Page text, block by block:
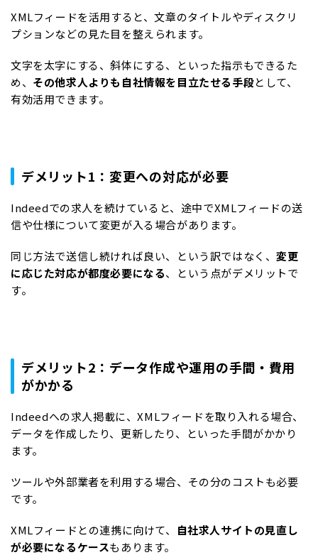
XMLフィードを活用すると、文章のタイトルやディスクリ
プションなどの見た目を整えられます。
文字を太字にする、斜体にする、といった指示もできるた
め、 その他求人よりも自社情報を目立たせる手段として、
有効活用できます。
デメリット1：変更への対応が必要
Indeedでの求人を続けていると、途中でXMLフィードの送
信や仕様について変更が入る場合があります。
同じ方法で送信し続ければ良い、という訳ではなく、変更
に応じた対応が都度必要になる、という点がデメリットで
す。
デメリット2：データ作成や運用の手間・費用
がかかる
Indeedへの求人掲載に、XMLフィードを取り入れる場合、
データを作成したり、更新したり、といった手間がかかり
ます。
ツールや外部業者を利用する場合、その分のコストも必要
です。
XMLフィードとの連携に向けて、
自社求人サイトの見直し
が必要になるケースもあります。